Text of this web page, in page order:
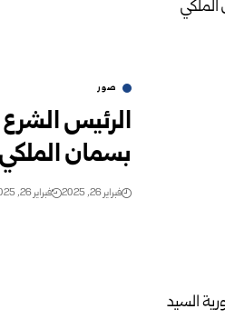
صور
الرئيس
بسمان الملكي
فبراير 26, 2025 فبراير 26, 2025